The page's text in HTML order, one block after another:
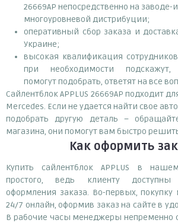
26669AP непосредственно на заводе-
многоуровневой дистрибуции;
оперативный сбор заказа и
Украине;
высокая квалификация
при необходимости подскажут,
помогут подобрать, ответят на все
Сайлентблок APPLUS 26669AP подходит
Mercedes. Если не удается найти свое
подобрать другую деталь –
магазина, они помогут вам быстро
Как оформить
Купить сайлентблок APPLUS в
простого, ведь клиенту
оформления заказа. Во-первых,
24/7 онлайн, оформив заказ на сайте в
В рабочие часы менеджеры непременно